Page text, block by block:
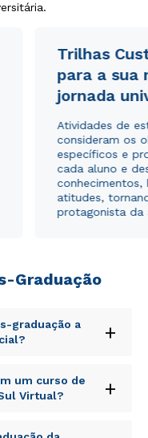
Trilhas
para a sua
jornada
Atividades de
consideram os
específicos e
cada aluno e
conhecimentos,
atitudes,
protagonista da
Graduação
graduação a
+
natus error sit
laudantium,
ab illo inventore
um curso de
Virtual?
+
natus error sit
para o
Sul.